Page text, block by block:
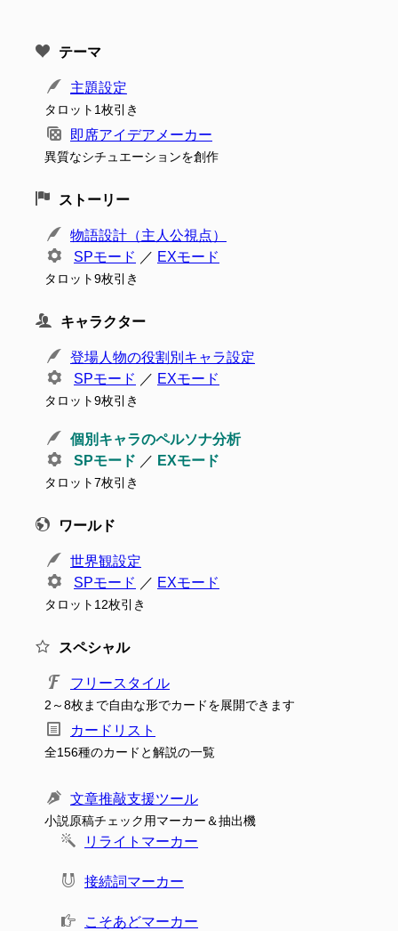
テーマ
主題設定
タロット1枚引き
即席アイデアメーカー
異質なシチュエーションを創作
ストーリー
物語設計（主人公視点）
SPモード ／ EXモード
タロット9枚引き
キャラクター
登場人物の役割別キャラ設定
SPモード ／ EXモード
タロット9枚引き
個別キャラのペルソナ分析
SPモード ／ EXモード
タロット7枚引き
ワールド
世界観設定
SPモード ／ EXモード
タロット12枚引き
スペシャル
フリースタイル
2～8枚まで自由な形でカードを展開できます
カードリスト
全156種のカードと解説の一覧
文章推敲支援ツール
小説原稿チェック用マーカー＆抽出機
リライトマーカー
接続詞マーカー
こそあどマーカー